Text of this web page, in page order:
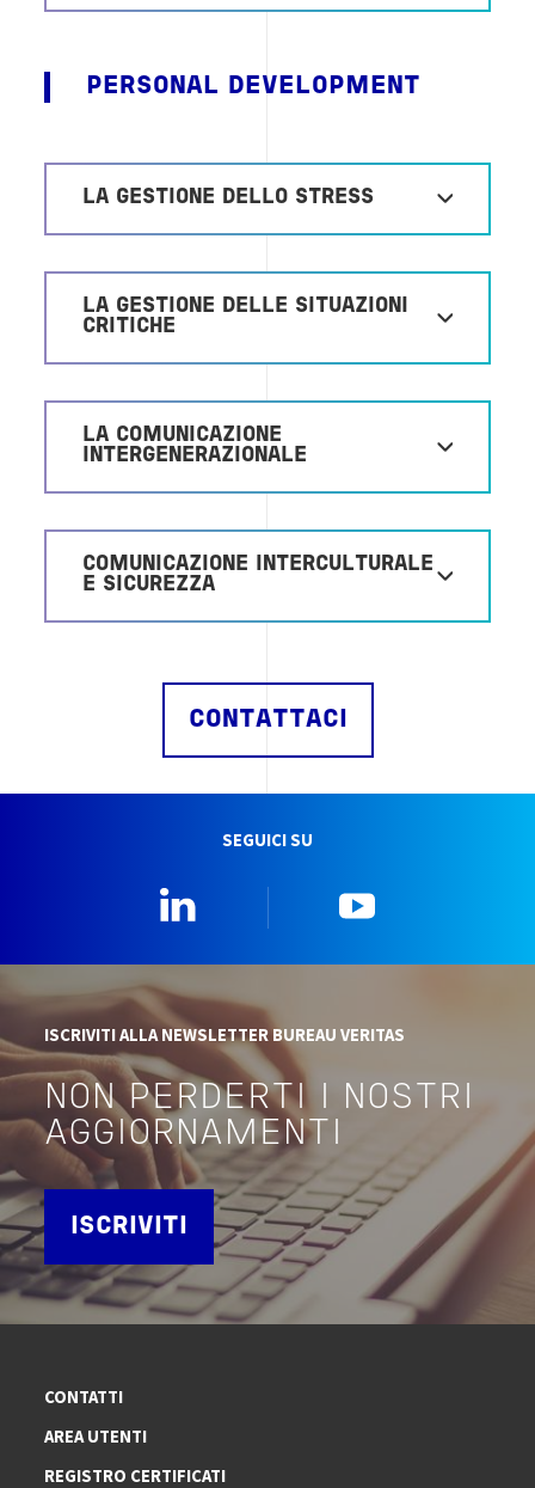
PERSONAL DEVELOPMENT
LA GESTIONE DELLO STRESS
LA GESTIONE DELLE SITUAZIONI
CRITICHE
LA COMUNICAZIONE
INTERGENERAZIONALE
COMUNICAZIONE INTERCULTURALE
E SICUREZZA
CONTATTACI
SEGUICI SU
ISCRIVITI ALLA NEWSLETTER BUREAU VERITAS
NON PERDERTI I NOSTRI
AGGIORNAMENTI
ISCRIVITI
CONTATTI
AREA UTENTI
REGISTRO CERTIFICATI